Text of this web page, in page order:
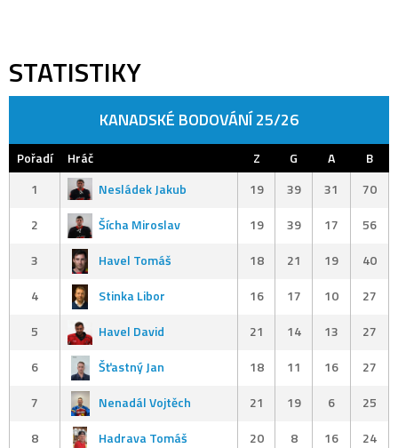
STATISTIKY
KANADSKÉ BODOVÁNÍ 25/26
Pořadí Hráč Z G A
B
1
Nesládek Jakub 19 39 31
70
2
Šícha Miroslav 19 39 17
56
3
Havel Tomáš 18 21 19
40
4
Stinka Libor 16 17 10
27
5
Havel David 21 14 13
27
6
Šťastný Jan 18 11 16
27
7
Nenadál Vojtěch 21 19 6
25
8
Hadrava Tomáš 20 8 16
24